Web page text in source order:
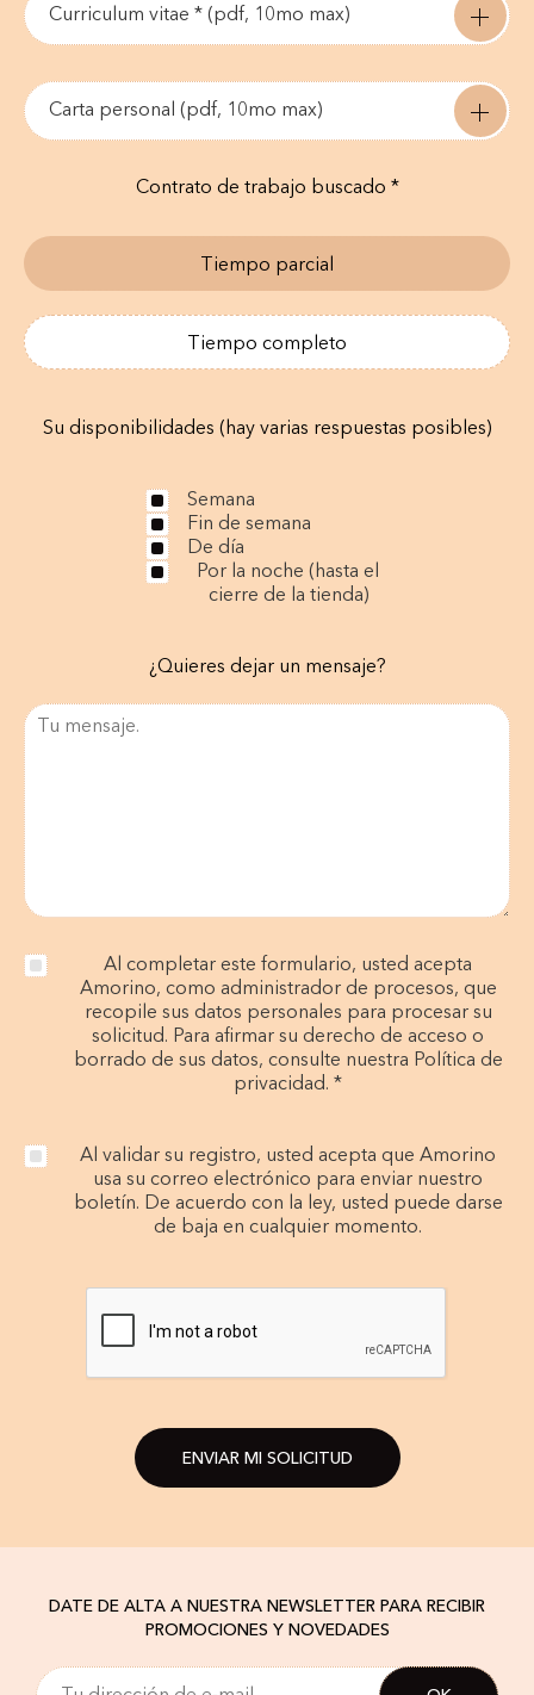
Curriculum vitae * (pdf, 10mo max)
Carta personal (pdf, 10mo max)
Contrato de trabajo buscado *
Tiempo parcial
Tiempo completo
Su disponibilidades (hay varias respuestas posibles)
Semana
Fin de semana
De día
Por la noche (hasta el
cierre de la tienda)
¿Quieres dejar un mensaje?
Al completar este formulario, usted acepta
Amorino, como administrador de procesos, que
recopile sus datos personales para procesar su
solicitud. Para afirmar su derecho de acceso o
borrado de sus datos, consulte nuestra Política de
privacidad. *
Al validar su registro, usted acepta que Amorino
usa su correo electrónico para enviar nuestro
boletín. De acuerdo con la ley, usted puede darse
de baja en cualquier momento.
ENVIAR MI SOLICITUD
DATE DE ALTA A NUESTRA NEWSLETTER PARA RECIBIR
PROMOCIONES Y NOVEDADES